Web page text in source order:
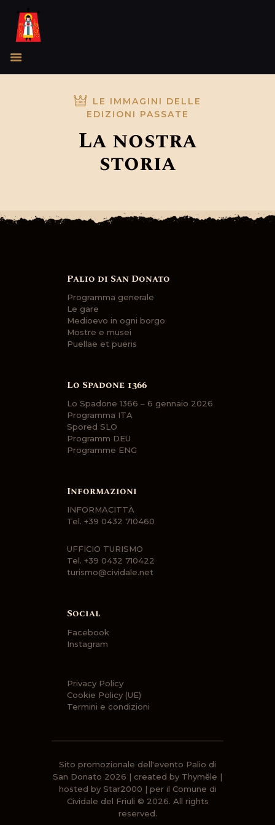
LE IMMAGINI DELLE
EDIZIONI PASSATE
La nostra
storia
Palio di San Donato
Programma generale
Le gare
Medioevo in ogni borgo
Mostre e musei
Puellae et pueris
Lo Spadone 1366
Lo Spadone 1366 – 6 gennaio 2026
Programma ITA
Spored SLO
Programm DEU
Programme ENG
Informazioni
INFORMACITTÀ
Tel. +39 0432 710460
UFFICIO TURISMO
Tel. +39 0432 710422
turismo@cividale.net
Social
Facebook
Instagram
Privacy Policy
Cookie Policy (UE)
Termini e condizioni
Sito promozionale dell'evento Palio di
San Donato 2026 | created by Thymĕle |
hosted by Star2000 | per il Comune di
Cividale del Friuli © 2026. All rights
reserved.